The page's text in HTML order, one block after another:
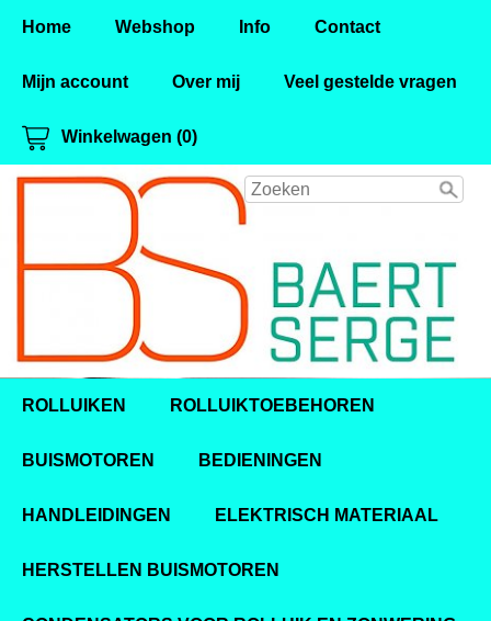
Home Webshop Info Contact
Mijn account Over mij Veel gestelde vragen
Winkelwagen (0)
ROLLUIKEN ROLLUIKTOEBEHOREN
BUISMOTOREN BEDIENINGEN
HANDLEIDINGEN ELEKTRISCH MATERIAAL
HERSTELLEN BUISMOTOREN